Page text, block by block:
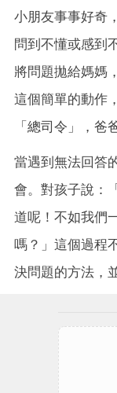
小朋友事事好奇
問到不懂或感到
將問題拋給媽媽
這個簡單的動作
「總司令」，爸
當遇到無法回答
會。對孩子說：
道呢！不如我們
嗎？」這個過程
決問題的方法，